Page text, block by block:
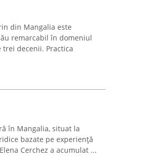
din Mangalia este
remarcabil în domeniul
decenii. Practica
în Mangalia, situat la
bazate pe experiență
Cerchez a acumulat ...